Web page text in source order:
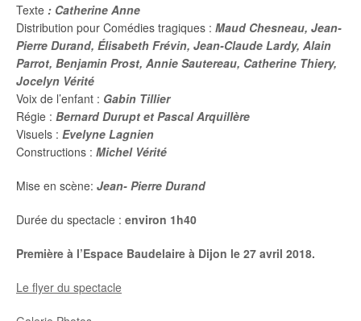
Texte : Catherine Anne
Distribution pour Comédies tragiques : Maud Chesneau, Jean-
Pierre Durand, Élisabeth Frévin, Jean-Claude Lardy, Alain
Parrot, Benjamin Prost, Annie Sautereau, Catherine Thiery,
Jocelyn Vérité
Voix de l’enfant : Gabin Tillier
Régie : Bernard Durupt et Pascal Arquillère
Visuels : Evelyne Lagnien
Constructions : Michel Vérité
Mise en scène: Jean- Pierre Durand
Durée du spectacle : environ 1h40
Première à l’Espace Baudelaire à Dijon le 27 avril 2018.
Le flyer du spectacle